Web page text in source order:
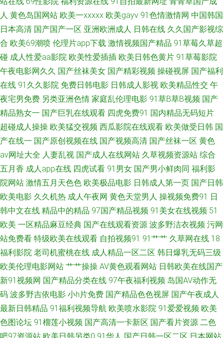
全91 高清日本一道国产 日本熟女黄色视频一区二区三区 99色网 欧美人与动
杂交在线 中文第一页 老湿福利影院 一级欧美一级日韩片 国产在线91网站 午
夜剧院爽爽 国产精品中文在线观看 神院达达兔午夜福利 成全在线观看免费
观看大全 国产美女网 首页国产日韩在线播放 豆花在线免费 人人追剧 99视频
精品 欧韩一级精品 欧美日韩成人高清视频 最近免费中文 91秘入口 蜜桃91逼
视频 一区二区日韩成人动漫 黑人呦呦些 迅雷资源种子 国产精品爽爽网站 色
永久国产 在线欧美爱做网站 久草大香 亚洲天堂午夜在线观看 国产又爽又黄
免费软件 婷婷碰碰 国产吃瓜在线 三年片影视大全 成人福利视频在线看 清纯
丝袜国产在线视频 91海角 美女深夜福利91 原来神马影院 国自产在线 午夜a
级理论片在 精品永久在线观看 亚洲日本欧美在线 国产情侣在线 婷婷国产精
色偷偷 蜜乳一本欲蜜臀 伊人久久丁香色婷婷啪啪 精品日本亚洲 亚洲国产美
人 黄色岛国网站 欧美一xxxxx 欧美gayv 91色情激情网 中国韩国
日本高清 国产国产一区 亚洲欧洲成人 日韩在线 久久国产影视综
合 欧美69潮喷 伦理片app下载 激情视频国产精品 91草莓久草超
碰 成人性爱aa影院 欧美性爱插插 欧美日韩色黄片 91草莓影院
午夜电影网久久 国产丝袜美女 国产精彩视频 操碰视屏 国产福利
在线 91久久影院 免费日韩电影 日韩成人影视 欧美精品性交 午
夜宅男免费 另类亚洲色情 家庭乱伦理电影 91草B草B视频 国产
精品熟女一 国产巨乳在线观看 四虎免费91 国内精品无码短片
超碰成人操操 欧美猛交视频 西瓜影院在线观看 欧美做受日韩 国
产在线一 国产原创视频在线 国产视频高清 国产丝袜一区 黄色
av网址大全 人妻乱视 国产成人在线网站 久草视频资源站 综合
五月香 成人app在线 四虎试看 91男女 国产男小鲜肉同 福利影
院网站 激情五月天色色 欧美极品电影 日韩成人第一页 国产日韩
欧美电影 久久机热 成人午夜网 黄色天堂男人 操视频免费91 日
韩中文在线 精品中的精品 97国产精品视频 91美女在线视频 51
欧美 一区精品麻豆经典 国产在线观看资源 波多野洁衣视频 污网
站免费看 特级欧美在线观看 自拍视频91 91艹艹 久草网在线 18
福利影院 老司机蜜桃在线 成人精品一区二区 韩日爆乳无码三级
欧美伦理电影网站 艹艹操操 AV黄色观看网站 日韩欧美在线国产
新91视频网 国产精品分类在线 97午夜福利视频 岛国AV动作无
码 波多野吉依电影 小h片免费 国产精品色色视屏 国产午夜成人
最新日韩精品 91福利视频导航 欧美喷水影院 91爱爱视频 欧美
色图论坛 91榴莲小视频 国产高清一卡新区 国产看片资源 二色